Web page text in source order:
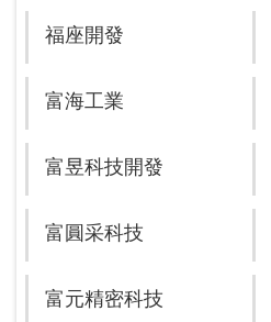
福座開發
富海工業
富昱科技開發
富圓采科技
富元精密科技